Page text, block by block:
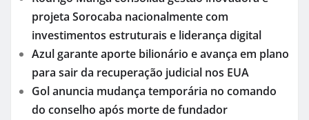
projeta Sorocaba nacionalmente com
investimentos estruturais e liderança digital
Azul garante aporte bilionário e avança em plano
para sair da recuperação judicial nos EUA
Gol anuncia mudança temporária no comando
do conselho após morte de fundador